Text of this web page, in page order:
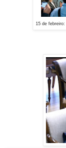
15 de febreiro: